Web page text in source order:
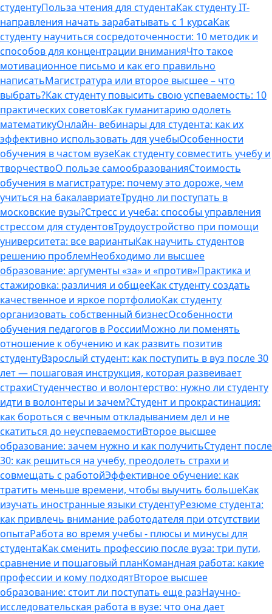
студентуПольза чтения для студентаКак студенту IT-
направления начать зарабатывать с 1 курсаКак
студенту научиться сосредоточенности: 10 методик и
способов для концентрации вниманияЧто такое
мотивационное письмо и как его правильно
написатьМагистратура или второе высшее – что
выбрать?Как студенту повысить свою успеваемость: 10
практических советовКак гуманитарию одолеть
математикуОнлайн- вебинары для студента: как их
эффективно использовать для учебыОсобенности
обучения в частом вузеКак студенту совместить учебу и
творчествоО пользе самообразованияСтоимость
обучения в магистратуре: почему это дороже, чем
учиться на бакалавриатеТрудно ли поступать в
московские вузы?Стресс и учеба: способы управления
стрессом для студентовТрудоустройство при помощи
университета: все вариантыКак научить студентов
решению проблемНеобходимо ли высшее
образование: аргументы «за» и «против»Практика и
стажировка: различия и общееКак студенту создать
качественное и яркое портфолиоКак студенту
организовать собственный бизнесОсобенности
обучения педагогов в РоссииМожно ли поменять
отношение к обучению и как развить позитив
студентуВзрослый студент: как поступить в вуз после 30
лет — пошаговая инструкция, которая развеивает
страхиСтуденчество и волонтерство: нужно ли cтуденту
идти в волонтеры и зачем?Студент и прокрастинация:
как бороться с вечным откладыванием дел и не
скатиться до неуспеваемостиВторое высшее
образование: зачем нужно и как получитьСтудент после
30: как решиться на учебу, преодолеть страхи и
совмещать с работойЭффективное обучение: как
тратить меньше времени, чтобы выучить большеКак
изучать иностранные языки студентуРезюме студента:
как привлечь внимание работодателя при отсутствии
опытаРабота во время учебы - плюсы и минусы для
студентаКак сменить профессию после вуза: три пути,
сравнение и пошаговый планКомандная работа: какие
профессии и кому подходятВторое высшее
образование: стоит ли поступать еще разНаучно-
исследовательская работа в вузе: что она дает